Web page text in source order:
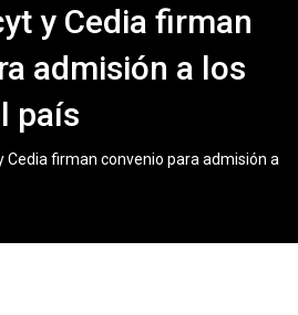
y Cedia firman
admisión a los
país
Cedia firman convenio para admisión a